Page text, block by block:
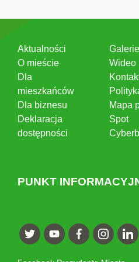
Aktualności
O mieście
Dla
mieszkańców
Dla biznesu
Deklaracja
dostępności
Galerie
Wideo
Mapa
Spot
PUNKT